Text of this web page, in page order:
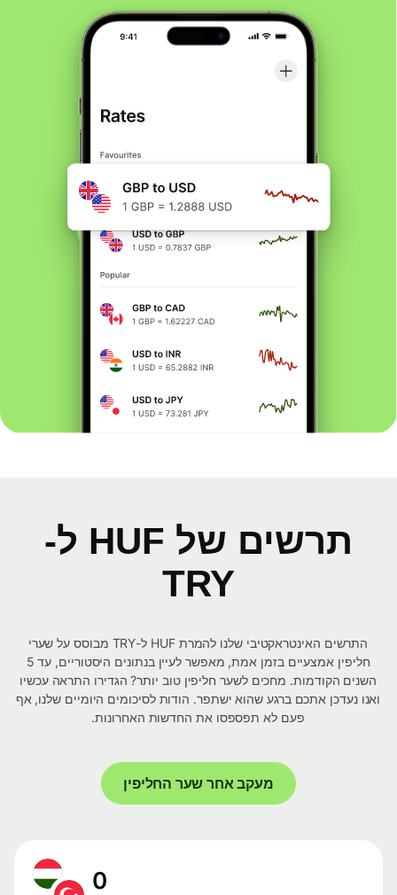
תרשים של HUF ל-
TRY
התרשים האינטראקטיבי שלנו להמרת HUF ל-TRY מבוסס על שערי
חליפין אמצעיים בזמן אמת, מאפשר לעיין בנתונים היסטוריים, עד 5
השנים הקודמות. מחכים לשער חליפין טוב יותר? הגדירו התראה עכשיו
ואנו נעדכן אתכם ברגע שהוא ישתפר. הודות לסיכומים היומיים שלנו, אף
פעם לא תפספסו את החדשות האחרונות.
מעקב אחר שער החליפין